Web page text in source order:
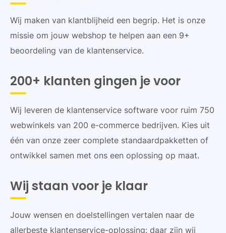
Wij maken van klantblijheid een begrip. Het is onze
missie om jouw webshop te helpen aan een 9+
beoordeling van de klantenservice.
200+ klanten gingen je voor
Wij leveren de klantenservice software voor ruim 750
webwinkels van 200 e-commerce bedrijven. Kies uit
één van onze zeer complete standaardpakketten of
ontwikkel samen met ons een oplossing op maat.
Wij staan voor je klaar
Jouw wensen en doelstellingen vertalen naar de
allerbeste klantenservice-oplossing: daar zijn wij